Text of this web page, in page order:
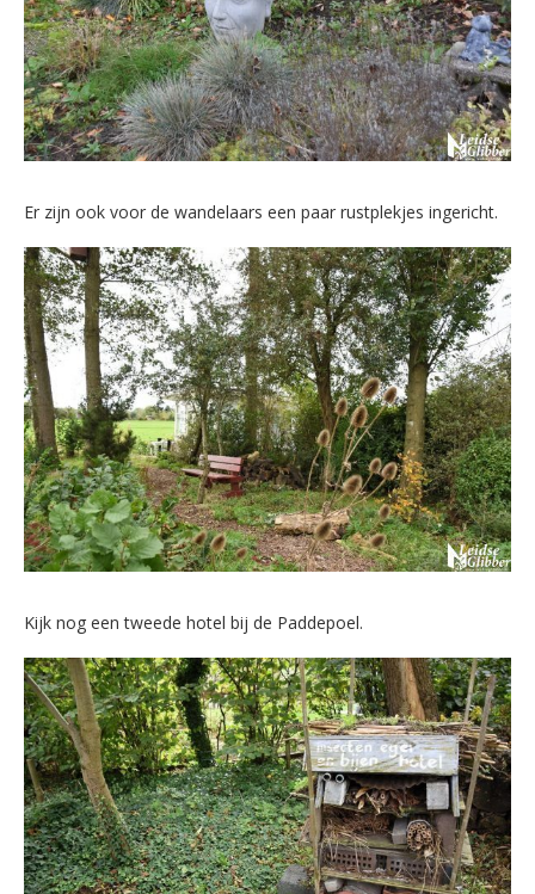
Er zijn ook voor de wandelaars een paar rustplekjes ingericht.
Kijk nog een tweede hotel bij de Paddepoel.